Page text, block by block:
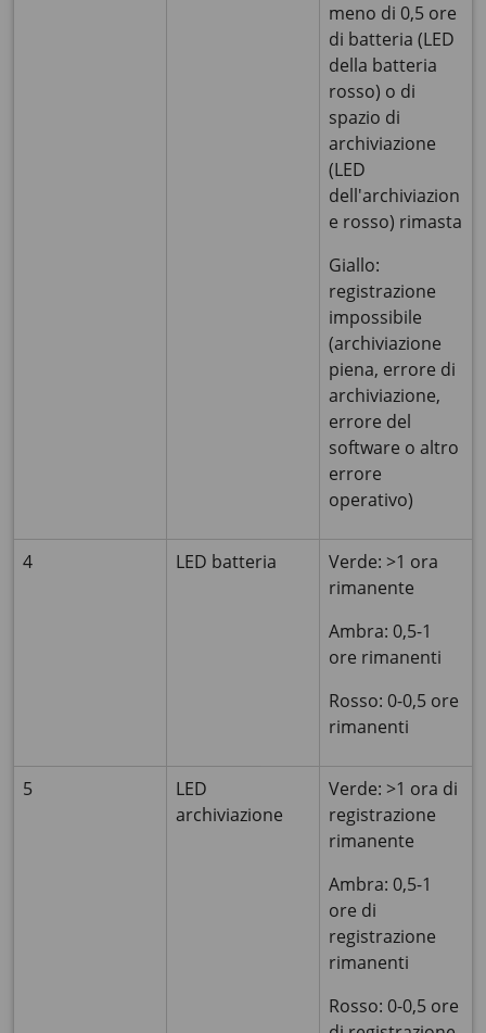
meno di 0,5 ore
di batteria (LED
della batteria
rosso) o di
spazio di
archiviazione
(LED
dell'archiviazion
e rosso) rimasta
Giallo:
registrazione
impossibile
(archiviazione
piena, errore di
archiviazione,
errore del
software o altro
errore
operativo)
4 LED batteria
Verde: >1 ora
rimanente
Ambra: 0,5-1
ore rimanenti
Rosso: 0-0,5 ore
rimanenti
5
LED
archiviazione
Verde: >1 ora di
registrazione
rimanente
Ambra: 0,5-1
ore di
registrazione
rimanenti
Rosso: 0-0,5 ore